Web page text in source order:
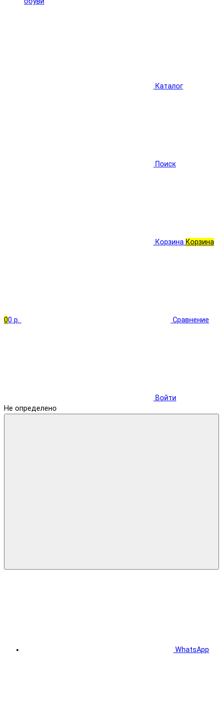
Каталог
Поиск
Корзина Корзина
00 р. Сравнение
Войти
Не определено
WhatsApp